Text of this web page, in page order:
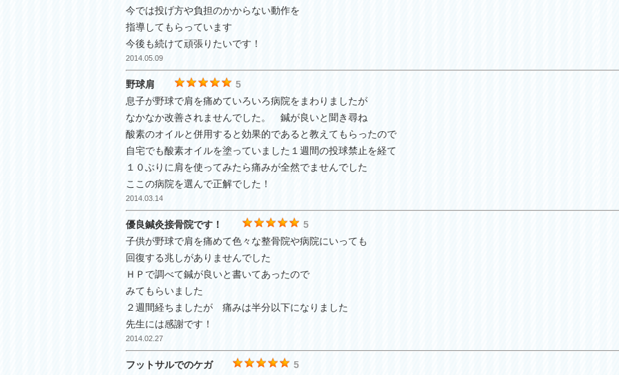
今では投げ方や負担のかからない動作を
指導してもらっています
今後も続けて頑張りたいです！
2014.05.09
野球肩
5
息子が野球で肩を痛めていろいろ病院をまわりましたが
なかなか改善されませんでした。 鍼が良いと聞き尋ね
酸素のオイルと併用すると効果的であると教えてもらったので
自宅でも酸素オイルを塗っていました１週間の投球禁止を経て
１０ぶりに肩を使ってみたら痛みが全然でませんでした
ここの病院を選んで正解でした！
2014.03.14
優良鍼灸接骨院です！
5
子供が野球で肩を痛めて色々な整骨院や病院にいっても
回復する兆しがありませんでした
ＨＰで調べて鍼が良いと書いてあったので
みてもらいました
２週間経ちましたが 痛みは半分以下になりました
先生には感謝です！
2014.02.27
フットサルでのケガ
5